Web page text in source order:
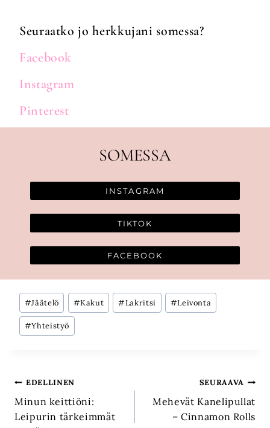
Seuraatko jo herkkujani somessa?
Facebook
Instagram
Pinterest
SOMESSA
INSTAGRAM
TIKTOK
FACEBOOK
Avainsanat:
#Jäätelö #Kakut #Lakritsi #Leivonta
#Yhteistyö
Artikkelien
selaus
EDELLINEN
Minun keittiöni:
Leipurin tärkeimmät
SEURAAVA
Mehevät Kanelipullat
– Cinnamon Rolls